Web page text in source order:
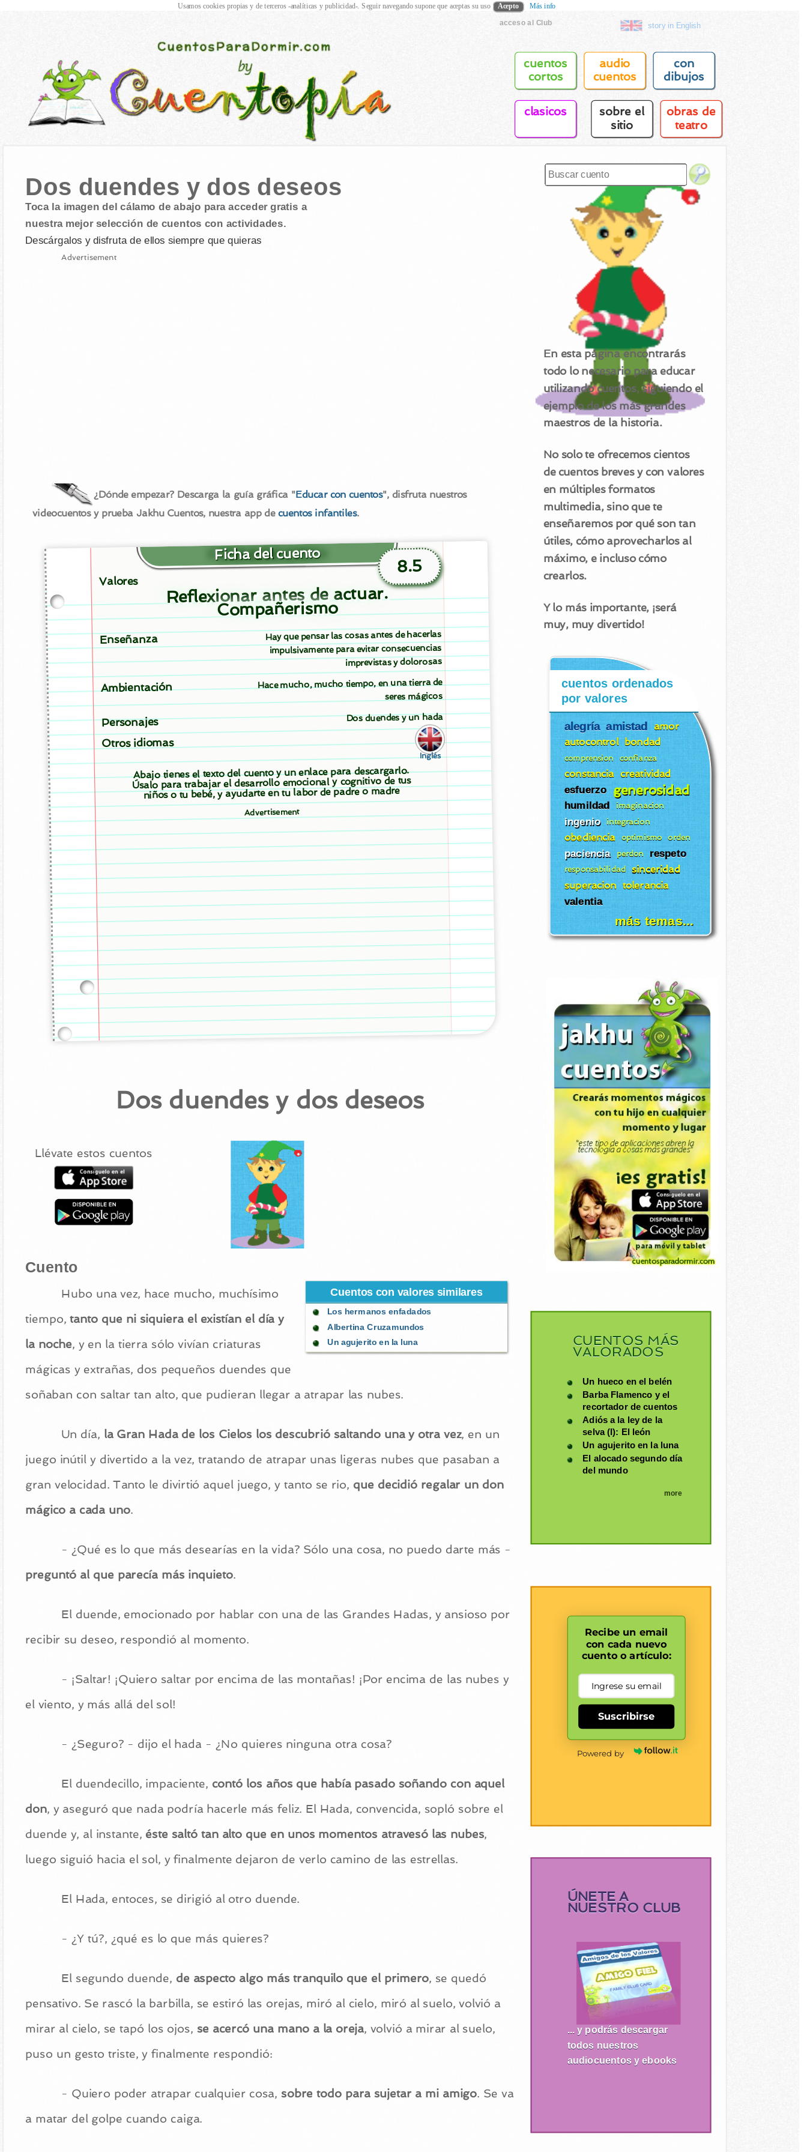
acceso al Club story in English
cuentos
cortos
audio
cuentos
con
dibujos
clasicos
sobre el
sitio
obras de
teatro
Dos duendes y dos deseos
Toca la imagen del cálamo de abajo para acceder gratis a
nuestra mejor selección de cuentos con actividades.
Descárgalos y disfruta de ellos siempre que quieras
Advertisement
¿Dónde empezar? Descarga la guía gráfica "Educar con cuentos", disfruta nuestros
videocuentos y prueba Jakhu Cuentos, nuestra app decuentos infantiles.
Ficha del cuento
8.5
Valores
Reflexionar antes de actuar.
Compañerismo
Enseñanza Hay que pensar las cosas antes de hacerlas
impulsivamente para evitar consecuencias
imprevistas y dolorosas
Ambientación Hace mucho, mucho tiempo, en una tierra de
seres mágicos
Personajes Dos duendes y un hada
Otros idiomas
Inglés
Abajo tienes el texto del cuento y un enlace para descargarlo.
Úsalo para trabajar el desarrollo emocional y cognitivo de tus
niños o tu bebé, y ayudarte en tu labor de padre o madre
Advertisement
Dos duendes y dos deseos
Llévate estos cuentos
Cuento
Cuentos con valores similares
Los hermanos enfadados
Albertina Cruzamundos
Un agujerito en la luna
Hubo una vez, hace mucho, muchísimo
tiempo, tanto que ni siquiera el existían el día y
la noche, y en la tierra sólo vivían criaturas
mágicas y extrañas, dos pequeños duendes que
soñaban con saltar tan alto, que pudieran llegar a atrapar las nubes.
Un día, la Gran Hada de los Cielos los descubrió saltando una y otra vez, en un
juego inútil y divertido a la vez, tratando de atrapar unas ligeras nubes que pasaban a
gran velocidad. Tanto le divirtió aquel juego, y tanto se rio, que decidió regalar un don
mágico a cada uno.
- ¿Qué es lo que más desearías en la vida? Sólo una cosa, no puedo darte más -
preguntó al que parecía más inquieto.
El duende, emocionado por hablar con una de las Grandes Hadas, y ansioso por
recibir su deseo, respondió al momento.
- ¡Saltar! ¡Quiero saltar por encima de las montañas! ¡Por encima de las nubes y
el viento, y más allá del sol!
- ¿Seguro? - dijo el hada - ¿No quieres ninguna otra cosa?
El duendecillo, impaciente, contó los años que había pasado soñando con aquel
don, y aseguró que nada podría hacerle más feliz. El Hada, convencida, sopló sobre el
duende y, al instante, éste saltó tan alto que en unos momentos atravesó las nubes,
luego siguió hacia el sol, y finalmente dejaron de verlo camino de las estrellas.
El Hada, entoces, se dirigió al otro duende.
- ¿Y tú?, ¿qué es lo que más quieres?
El segundo duende, de aspecto algo más tranquilo que el primero, se quedó
pensativo. Se rascó la barbilla, se estiró las orejas, miró al cielo, miró al suelo, volvió a
mirar al cielo, se tapó los ojos, se acercó una mano a la oreja, volvió a mirar al suelo,
puso un gesto triste, y finalmente respondió:
- Quiero poder atrapar cualquier cosa, sobre todo para sujetar a mi amigo. Se va
a matar del golpe cuando caiga.
En esta página encontrarás
todo lo necesario para educar
utilizando cuentos, siguiendo el
ejemplo de los más grandes
maestros de la historia.
No solo te ofrecemos cientos
de cuentos breves y con valores
en múltiples formatos
multimedia, sino que te
enseñaremos por qué son tan
útiles, cómo aprovecharlos al
máximo, e incluso cómo
crearlos.
Y lo más importante, ¡será
muy, muy divertido!
cuentos ordenados
por valores
alegría amistad amor
autocontrol bondad
comprension confianza
constancia creatividad
esfuerzo generosidad
humildad imaginacion
ingenio integracion
obediencia optimismo orden
paciencia perdon respeto
responsabilidad
sinceridad
superacion tolerancia
valentia
más temas...
CUENTOS MÁS
VALORADOS
Un hueco en el belén
Barba Flamenco y el
recortador de cuentos
Adiós a la ley de la
selva (I): El león
Un agujerito en la luna
El alocado segundo día
del mundo
more
Recibe un email
con cada nuevo
cuento o artículo:
Suscribirse
Powered by
ÚNETE A
NUESTRO CLUB
... y podrás descargar
todos nuestros
audiocuentos y ebooks
Usamos cookies propias y de terceros -analíticas y publicidad-. Seguir navegando supone que aceptas su uso Acepto Más info